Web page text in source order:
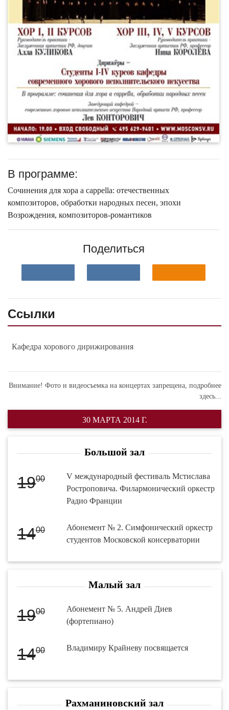
В программе:
Cочинения для хора a cappella: отечественных
композиторов, обработки народных песен, эпохи
Возрождения, композиторов-романтиков
Поделиться
Ссылки
Кафедра хорового дирижирования
Внимание! Фото и видеосъемка на концертах запрещена, подробнее
здесь...
30 МАРТА 2014 Г.
Большой зал
1900
V международный фестиваль Мстислава
Ростроповича. Филармонический оркестр
Радио Франции
1400
Абонемент № 2. Симфонический оркестр
студентов Московской консерватории
Малый зал
1900
Абонемент № 5. Андрей Диев
(фортепиано)
1400 Владимиру Крайневу посвящается
Рахманиновский зал